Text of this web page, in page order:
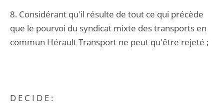
8. Considérant qu'il résulte de tout ce qui précède
que le pourvoi du syndicat mixte des transports en
commun Hérault Transport ne peut qu'être rejeté ;
D E C I D E :